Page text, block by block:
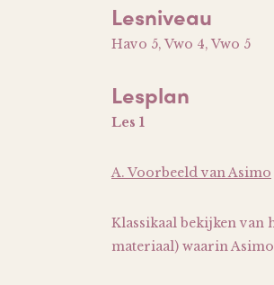
Lesniveau
Havo 5, Vwo 4, Vwo 5
Lesplan
Les 1
A. Voorbeeld van Asimo
Klassikaal bekijken van
materiaal) waarin